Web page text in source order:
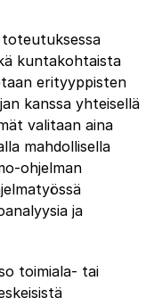
kuntakohtaista
erityyppisten
kanssa yhteisellä
valitaan aina
mahdollisella
ohjelman
ja
toimiala- tai